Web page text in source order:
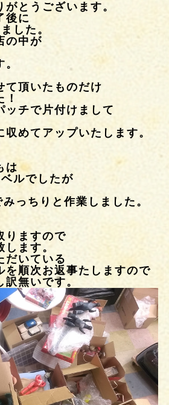
とうございます。
後に
した。
の中が
て頂いたものだけ
ッチで片付けまして
めてアップいたします。
は
ルでしたが
っちりと作業しました。
りますので
ます。
だいている
を順次お返事たしますので
無いです。